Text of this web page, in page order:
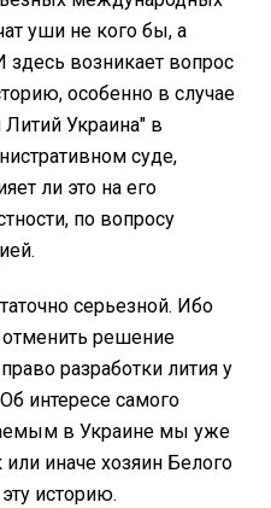
уши не кого бы, а
возникает вопрос
особенно в случае
Украина" в
суде,
ли это на его
по вопросу
серьезной. Ибо
решение
разработки лития у
интересе самого
в Украине мы уже
иначе хозяин Белого
историю.